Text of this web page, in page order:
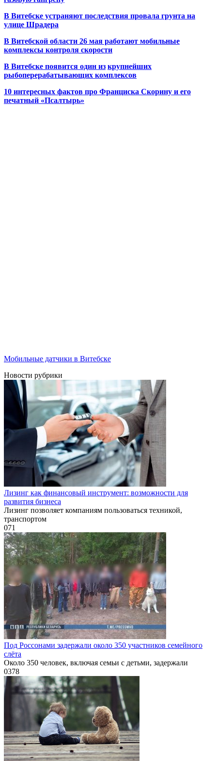
В Витебске устраняют последствия провала грунта на
улице Шрадера
В Витебской области 26 мая работают мобильные
комплексы контроля скорости
В Витебске появится один из крупнейших
рыбоперерабатывающих комплексов
10 интересных фактов про Франциска Скорину и его
печатный «Псалтырь»
Мобильные датчики в Витебске
Новости рубрики
Лизинг как финансовый инструмент: возможности для
развития бизнеса
Лизинг позволяет компаниям пользоваться техникой,
транспортом
071
Под Россонами задержали около 350 участников семейного
слёта
Около 350 человек, включая семьи с детьми, задержали
0378